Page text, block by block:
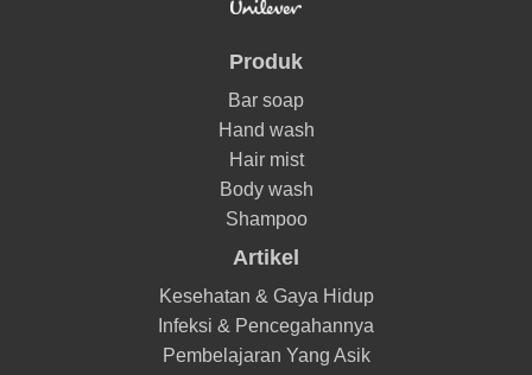
Produk
Bar soap
Hand wash
Hair mist
Body wash
Shampoo
Artikel
Kesehatan & Gaya Hidup
Infeksi & Pencegahannya
Pembelajaran Yang Asik